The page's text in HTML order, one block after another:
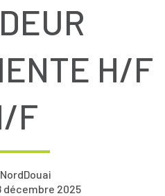
H/F
F
décembre 2025